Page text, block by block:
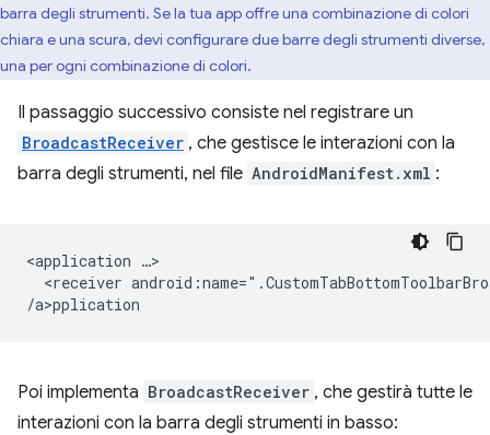
barra degli strumenti. Se la tua app offre una combinazione di colori
chiara e una scura, devi configurare due barre degli strumenti diverse,
una per ogni combinazione di colori.
Il passaggio successivo consiste nel registrare un
BroadcastReceiver , che gestisce le interazioni con la
barra degli strumenti, nel file AndroidManifest.xml :
<application
<receiver
/a>p
Poi implementa BroadcastReceiver , che gestirà tutte le
interazioni con la barra degli strumenti in basso: